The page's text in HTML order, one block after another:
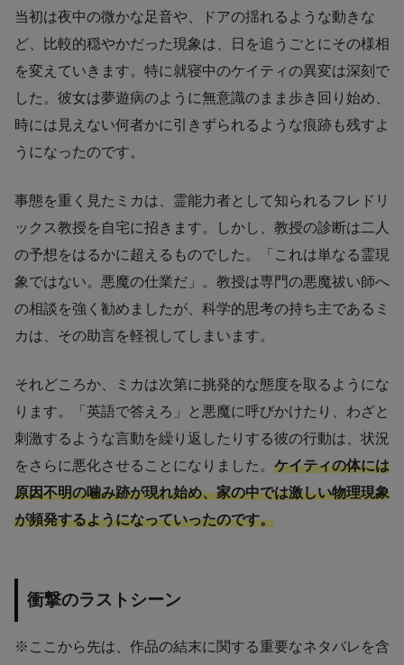
当初は夜中の微かな足音や、ドアの揺れるような動きな
ど、比較的穏やかだった現象は、日を追うごとにその様相
を変えていきます。特に就寝中のケイティの異変は深刻で
した。彼女は夢遊病のように無意識のまま歩き回り始め、
時には見えない何者かに引きずられるような痕跡も残すよ
うになったのです。
事態を重く見たミカは、霊能力者として知られるフレドリ
ックス教授を自宅に招きます。しかし、教授の診断は二人
の予想をはるかに超えるものでした。「これは単なる霊現
象ではない。悪魔の仕業だ」。教授は専門の悪魔祓い師へ
の相談を強く勧めましたが、科学的思考の持ち主であるミ
カは、その助言を軽視してしまいます。
それどころか、ミカは次第に挑発的な態度を取るようにな
ります。「英語で答えろ」と悪魔に呼びかけたり、わざと
刺激するような言動を繰り返したりする彼の行動は、状況
をさらに悪化させることになりました。 ケイティの体には
原因不明の噛み跡が現れ始め、家の中では激しい物理現象
が頻発するようになっていったのです。
衝撃のラストシーン
※ここから先は、作品の結末に関する重要なネタバレを含